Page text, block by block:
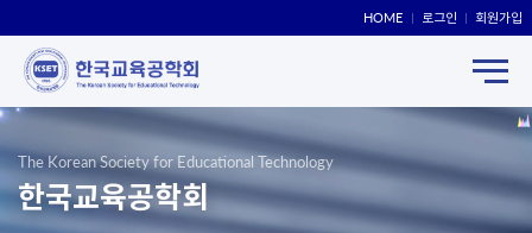
HOME 로그인 회원가입
The Korean Society for Educational Technology
한국교육공학회